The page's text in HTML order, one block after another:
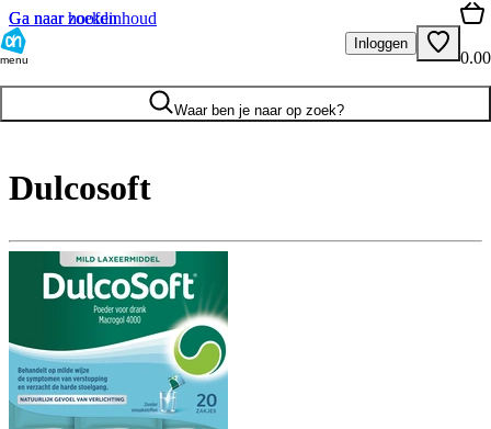
Ga naar hoofdinhoud
Ga naar zoeken
menu
Inloggen
0.00
Waar ben je naar op zoek?
Dulcosoft